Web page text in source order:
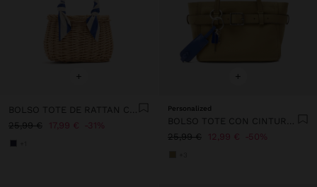
+
BOLSO TOTE DE RATTAN CON ASA TRENZADA
25,99 €
17,99 € 31%
+
Personalized
BOLSO TOTE CON CINTURÓN Y COLGANTE
25,99 €
12,99 € 50%